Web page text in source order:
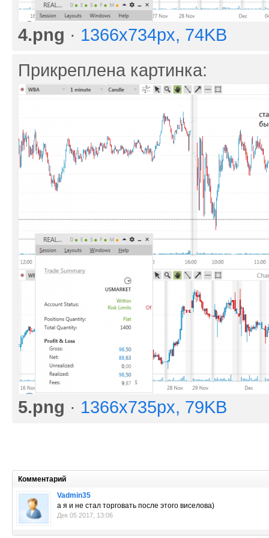
4.png · 1366x734px, 74KB
Прикреплена картинка:
5.png · 1366x735px, 79KB
Комментарий
Vadmin35
а я и не стал торговать после этого виселова)
Дек 05 2017, 13:06